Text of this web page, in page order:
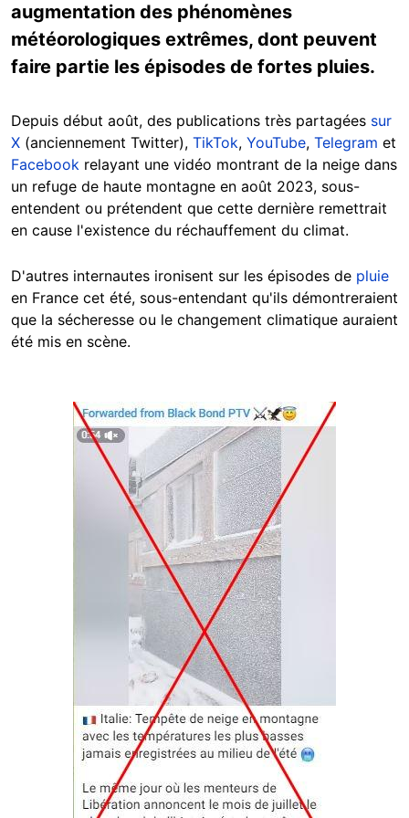
augmentation des phénomènes
météorologiques extrêmes, dont peuvent
faire partie les épisodes de fortes pluies.
Depuis début août, des publications très partagées sur
X (anciennement Twitter), TikTok, YouTube, Telegram et
Facebook relayant une vidéo montrant de la neige dans
un refuge de haute montagne en août 2023, sous-
entendent ou prétendent que cette dernière remettrait
en cause l'existence du réchauffement du climat.
D'autres internautes ironisent sur les épisodes de pluie
en France cet été, sous-entendant qu'ils démontreraient
que la sécheresse ou le changement climatique auraient
été mis en scène.